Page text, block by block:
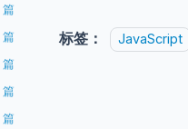
篇
篇
篇
篇
篇
标签： JavaScript